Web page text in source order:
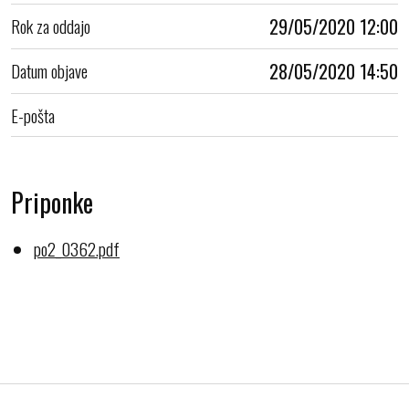
Rok za oddajo 29/05/2020 12:00
Datum objave 28/05/2020 14:50
E-pošta
Priponke
po2_0362.pdf